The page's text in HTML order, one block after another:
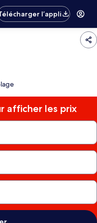
l’appli
afficher les prix